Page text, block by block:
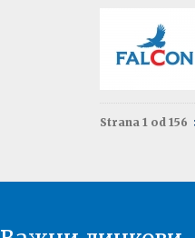
Друга
Strana 1 od 156